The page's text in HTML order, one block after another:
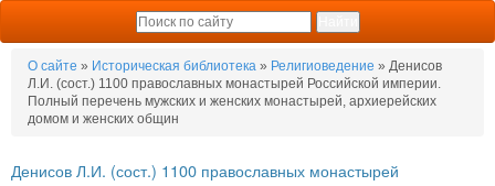
О сайте » Историческая библиотека » Религиоведение » Денисов
Л.И. (сост.) 1100 православных монастырей Российской империи.
Полный перечень мужских и женских монастырей, архиерейских
домом и женских общин
Денисов Л.И. (сост.) 1100 православных монастырей